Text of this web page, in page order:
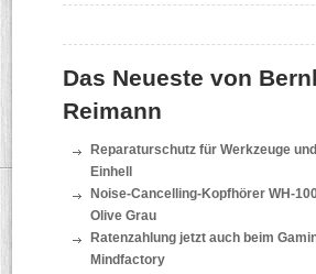
Das Neueste von
Reimann
Reparaturschutz für Werkzeuge
Einhell
Noise-Cancelling-Kopfhörer WH-
Olive Grau
Ratenzahlung jetzt auch beim
Mindfactory